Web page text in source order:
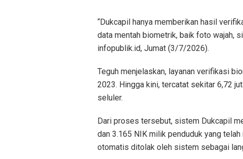
“Dukcapil hanya memberikan hasil
data mentah biometrik, baik foto wajah,
infopublik.id, Jumat (3/7/2026).
Teguh menjelaskan, layanan verifikasi
2023. Hingga kini, tercatat sekitar 6,72
seluler.
Dari proses tersebut, sistem Dukcapil
dan 3.165 NIK milik penduduk yang
otomatis ditolak oleh sistem sebagai